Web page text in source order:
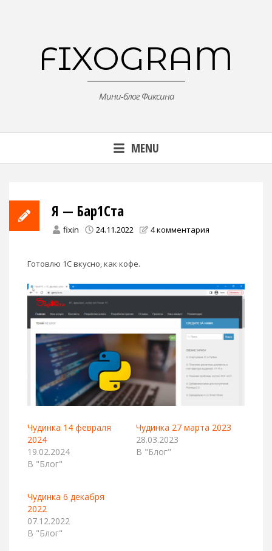
FIXOGRAM
Мини-блог Фиксина
MENU
Я — Бар1Ста
fixin 24.11.2022 4 комментария
Готовлю 1С вкусно, как кофе.
Чудинка 14 февраля
2024
19.02.2024
В "Блог"
Чудинка 27 марта 2023
28.03.2023
В "Блог"
Чудинка 6 декабря
2022
07.12.2022
В "Блог"